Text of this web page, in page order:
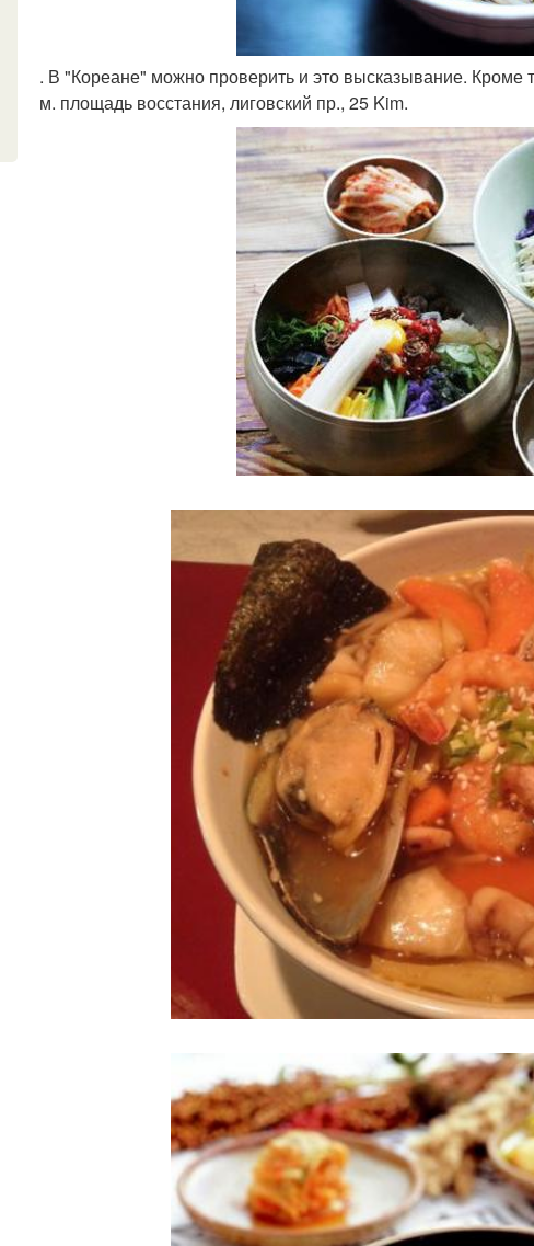
. В "Кореане" можно проверить и это высказывание. Кроме
м. площадь восстания, лиговский пр., 25 Kim.